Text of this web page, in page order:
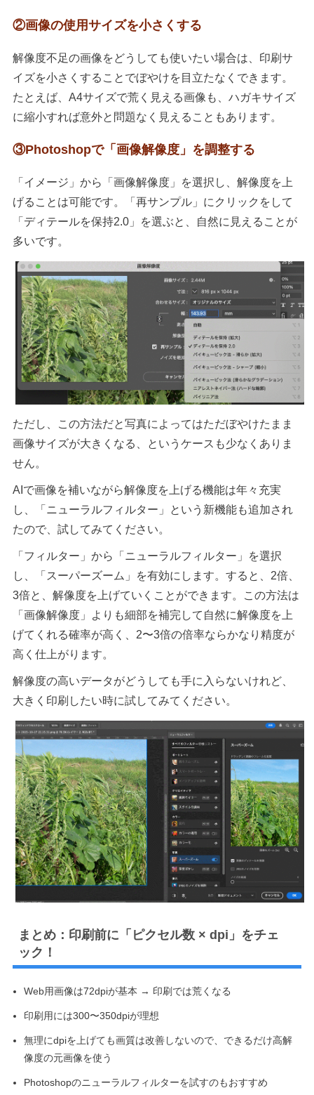
②画像の使用サイズを小さくする
解像度不足の画像をどうしても使いたい場合は、印刷サ
イズを小さくすることでぼやけを目立たなくできます。
たとえば、A4サイズで荒く見える画像も、ハガキサイズ
に縮小すれば意外と問題なく見えることもあります。
③Photoshopで「画像解像度」を調整する
「イメージ」から「画像解像度」を選択し、解像度を上
げることは可能です。「再サンプル」にクリックをして
「ディテールを保持2.0」を選ぶと、自然に見えることが
多いです。
ただし、この方法だと写真によってはただぼやけたまま
画像サイズが大きくなる、というケースも少なくありま
せん。
AIで画像を補いながら解像度を上げる機能は年々充実
し、「ニューラルフィルター」という新機能も追加され
たので、試してみてください。
「フィルター」から「ニューラルフィルター」を選択
し、「スーパーズーム」を有効にします。すると、2倍、
3倍と、解像度を上げていくことができます。この方法は
「画像解像度」よりも細部を補完して自然に解像度を上
げてくれる確率が高く、2〜3倍の倍率ならかなり精度が
高く仕上がります。
解像度の高いデータがどうしても手に入らないけれど、
大きく印刷したい時に試してみてください。
まとめ：印刷前に「ピクセル数 × dpi」をチェ
ック！
Web用画像は72dpiが基本 → 印刷では荒くなる
印刷用には300〜350dpiが理想
無理にdpiを上げても画質は改善しないので、できるだけ高解
像度の元画像を使う
Photoshopのニューラルフィルターを試すのもおすすめ